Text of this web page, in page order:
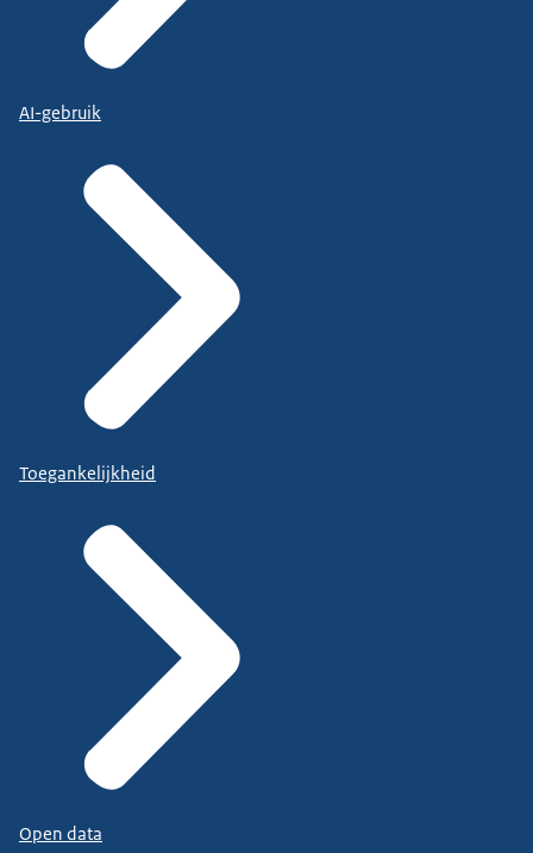
AI-gebruik
Toegankelijkheid
Open data